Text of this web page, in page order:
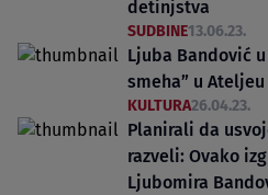
detinjstva
SUDBINE13.06.23.
Ljuba Bandović
smeha” u Ateljeu
KULTURA26.04.23.
Planirali da
razveli: Ovako
Ljubomira